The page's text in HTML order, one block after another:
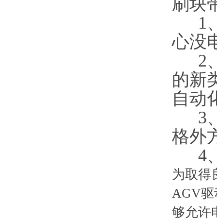
刷块
1、
心没
2、
的新
自动
3、
格外
4、
为取得
AGV驱
够允许